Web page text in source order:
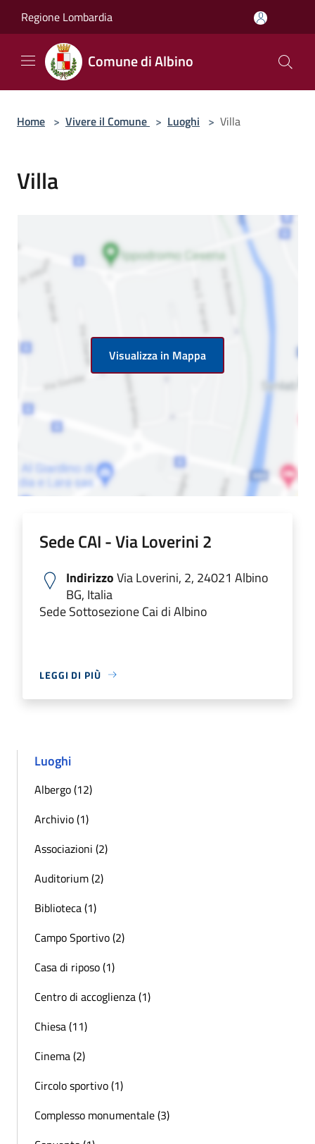
Regione Lombardia
Comune di Albino
Home > Vivere il Comune > Luoghi > Villa
Villa
Visualizza in Mappa
Sede CAI - Via Loverini 2
IndirizzoVia Loverini, 2, 24021 Albino
BG, Italia
Sede Sottosezione Cai di Albino
LEGGI DI PIÙ
Luoghi
Albergo (12)
Archivio (1)
Associazioni (2)
Auditorium (2)
Biblioteca (1)
Campo Sportivo (2)
Casa di riposo (1)
Centro di accoglienza (1)
Chiesa (11)
Cinema (2)
Circolo sportivo (1)
Complesso monumentale (3)